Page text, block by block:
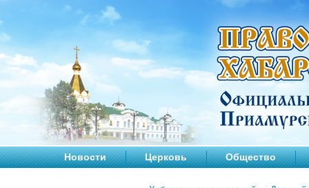
Новости Церковь Общество